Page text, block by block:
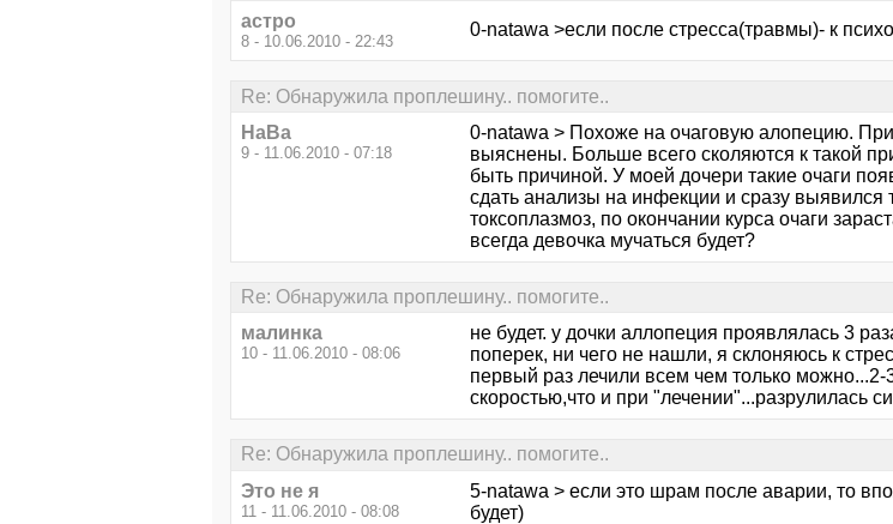
астро
8 - 10.06.2010 - 22:43
0-natawa >если после стресса(травмы)- к
Re: Обнаружила проплешину.. помогите..
НаВа
9 - 11.06.2010 - 07:18
0-natawa > Похоже на очаговую алопецию.
выяснены. Больше всего сколяются к такой
быть причиной. У моей дочери такие очаги
сдать анализы на инфекции и сразу выявился
токсоплазмоз, по окончании курса очаги
всегда девочка мучаться будет?
Re: Обнаружила проплешину.. помогите..
малинка
10 - 11.06.2010 - 08:06
не будет. у дочки аллопеция проявлялась 3
поперек, ни чего не нашли, я склоняюсь к
первый раз лечили всем чем только
скоростью,что и при "лечении"...разрулилась
Re: Обнаружила проплешину.. помогите..
Это не я
11 - 11.06.2010 - 08:08
5-natawa > если это шрам после аварии, то
будет)